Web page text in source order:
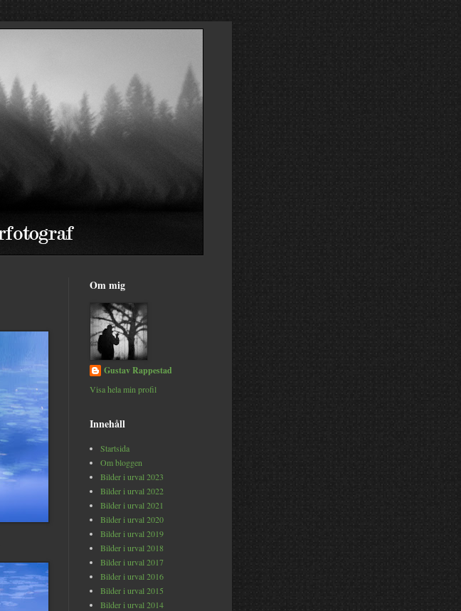
Om mig
Gustav Rappestad
Visa hela min profil
Innehåll
Startsida
Om bloggen
Bilder i urval 2023
Bilder i urval 2022
Bilder i urval 2021
Bilder i urval 2020
Bilder i urval 2019
Bilder i urval 2018
Bilder i urval 2017
Bilder i urval 2016
Bilder i urval 2015
Bilder i urval 2014